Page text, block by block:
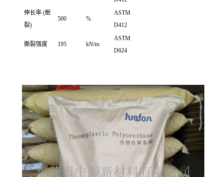
伸长率 (断
裂)
500 %
ASTM
D412
撕裂强度 195 kN/m
ASTM
D624